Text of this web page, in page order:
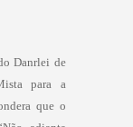
Danrlei de
para a
que o